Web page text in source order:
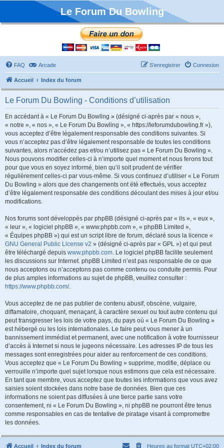
Le Forum Du Bowling
FAQ Arcade Connexion
S’enregistrer
Accueil Index du forum
Le Forum Du Bowling - Conditions d’utilisation
En accédant à « Le Forum Du Bowling » (désigné ci-après par « nous »,
« notre », « nos », « Le Forum Du Bowling », « https://leforumdubowling.fr »),
vous acceptez d’être légalement responsable des conditions suivantes. Si
vous n’acceptez pas d’être légalement responsable de toutes les conditions
suivantes, alors n’accédez pas et/ou n’utilisez pas « Le Forum Du Bowling ».
Nous pouvons modifier celles-ci à n’importe quel moment et nous ferons tout
pour que vous en soyez informé, bien qu’il soit prudent de vérifier
régulièrement celles-ci par vous-même. Si vous continuez d’utiliser « Le Forum
Du Bowling » alors que des changements ont été effectués, vous acceptez
d’être légalement responsable des conditions découlant des mises à jour et/ou
modifications.
Nos forums sont développés par phpBB (désigné ci-après par « ils », « eux »,
« leur », « logiciel phpBB », « www.phpbb.com », « phpBB Limited »,
« Équipes phpBB ») qui est un script libre de forum, déclaré sous la licence «
GNU General Public License v2 » (désigné ci-après par « GPL ») et qui peut
être téléchargé depuis www.phpbb.com. Le logiciel phpBB facilite seulement
les discussions sur Internet. phpBB Limited n’est pas responsable de ce que
nous acceptons ou n’acceptons pas comme contenu ou conduite permis. Pour
de plus amples informations au sujet de phpBB, veuillez consulter :
https://www.phpbb.com/.
Vous acceptez de ne pas publier de contenu abusif, obscène, vulgaire,
diffamatoire, choquant, menaçant, à caractère sexuel ou tout autre contenu qui
peut transgresser les lois de votre pays, du pays où « Le Forum Du Bowling »
est hébergé ou les lois internationales. Le faire peut vous mener à un
bannissement immédiat et permanent, avec une notification à votre fournisseur
d’accès à Internet si nous le jugeons nécessaire. Les adresses IP de tous les
messages sont enregistrées pour aider au renforcement de ces conditions.
Vous acceptez que « Le Forum Du Bowling » supprime, modifie, déplace ou
verrouille n’importe quel sujet lorsque nous estimons que cela est nécessaire.
En tant que membre, vous acceptez que toutes les informations que vous avez
saisies soient stockées dans notre base de données. Bien que ces
informations ne soient pas diffusées à une tierce partie sans votre
consentement, ni « Le Forum Du Bowling », ni phpBB ne pourront être tenus
comme responsables en cas de tentative de piratage visant à compromettre
les données.
Accueil Index du forum Heures au format UTC+02:00